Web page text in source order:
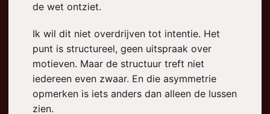
de wet ontziet.
Ik wil dit niet overdrijven tot intentie. Het
punt is structureel, geen uitspraak over
motieven. Maar de structuur treft niet
iedereen even zwaar. En die asymmetrie
opmerken is iets anders dan alleen de lussen
zien.